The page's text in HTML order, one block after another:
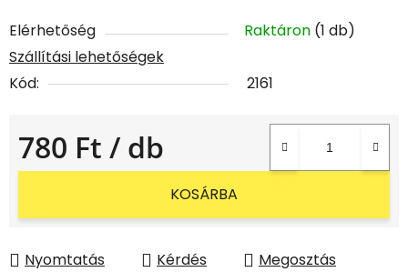
Elérhetőség Raktáron (1 db)
Szállítási lehetőségek
Kód:
2161
780 Ft / db
Egységár:
KOSÁRBA
Nyomtatás Kérdés Megosztás